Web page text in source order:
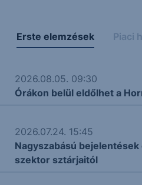
Erste elemzések Piaci
2026.08.05. 09:30
Órákon belül eldőlhet a
2026.07.24. 15:45
Nagyszabású
szektor sztárjaitól